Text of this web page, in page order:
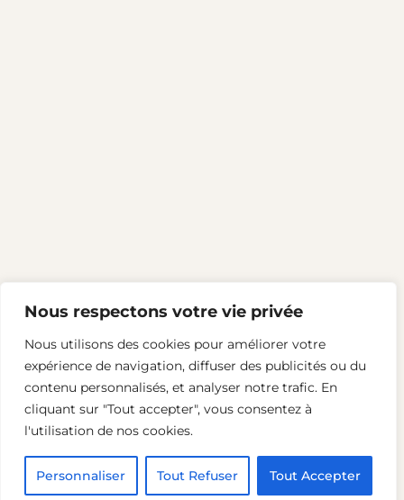
Nous respectons votre vie privée
Nous utilisons des cookies pour améliorer votre
expérience de navigation, diffuser des publicités ou du
contenu personnalisés, et analyser notre trafic. En
cliquant sur "Tout accepter", vous consentez à
l'utilisation de nos cookies.
Personnaliser Tout Refuser Tout Accepter
LinkedIn
2024 – Terrain d’idées